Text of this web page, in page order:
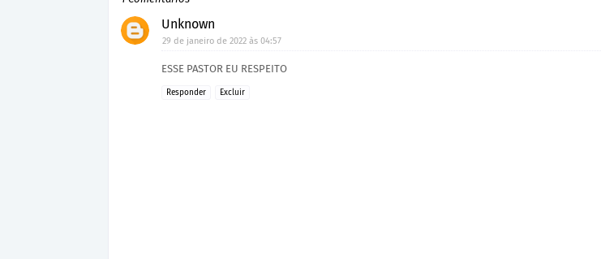
Unknown
29 de janeiro de 2022 às 04:57
ESSE PASTOR EU RESPEITO
Responder Excluir